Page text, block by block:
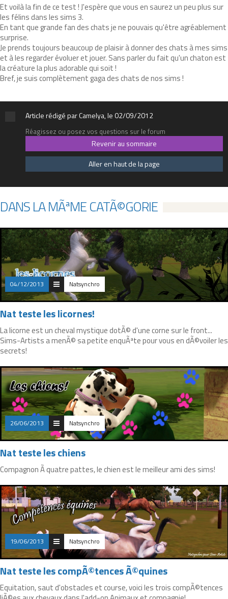
Et voilà la fin de ce test ! J'espère que vous en saurez un peu plus sur
les félins dans les sims 3.
En tant que grande fan des chats je ne pouvais qu'être agréablement
surprise.
Je prends toujours beaucoup de plaisir à donner des chats à mes sims
et à les regarder évoluer et jouer. Sans parler du fait qu'un chaton est
la créature la plus adorable qui soit !
Bref, je suis complètement gaga des chats de nos sims !
Article rédigé par Camelya, le 02/09/2012
Réagissez ou posez vos questions sur le forum
Revenir au sommaire
Aller en haut de la page
DANS LA MÃªME CATÃ©GORIE
04/12/2013 Natsynchro
Nat teste les licornes!
La licorne est un cheval mystique dotÃ© d'une corne sur le front...
Sims-Artists a menÃ© sa petite enquÃªte pour vous en dÃ©voiler les
secrets!
26/06/2013 Natsynchro
Nat teste les chiens
Compagnon Ã quatre pattes, le chien est le meilleur ami des sims!
19/06/2013 Natsynchro
Nat teste les compÃ©tences Ã©quines
Equitation, saut d'obstacles et course, voici les trois compÃ©tences